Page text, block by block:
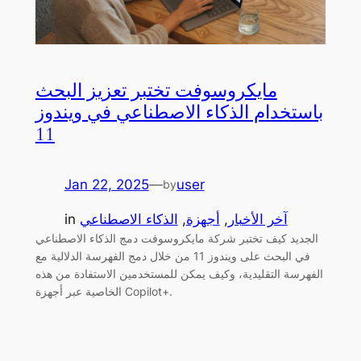
مايكروسوفت تختبر تعزيز البحث
باستخدام الذكاء الاصطناعي في ويندوز
11
Jan 22, 2025—byuser
in آخر الأخبار , أجهزة, الذكاء الاصطناعي
الجديد كيف تختبر شركة مايكروسوفت دمج الذكاء الاصطناعي
في البحث على ويندوز 11 من خلال دمج الفهرسة الدلالية مع
الفهرسة التقليدية، وكيف يمكن للمستخدمين الاستفادة من هذه
الخاصية عبر أجهزة Copilot+.